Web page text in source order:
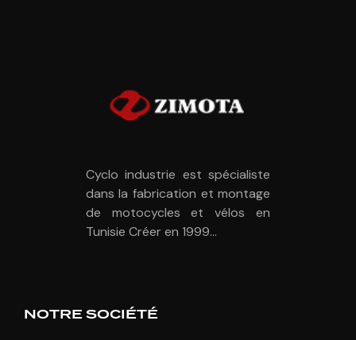
Cyclo industrie est spécialiste
dans la fabrication et montage
de motocycles et vélos en
Tunisie Créer en 1999...
NOTRE SOCIÉTÉ